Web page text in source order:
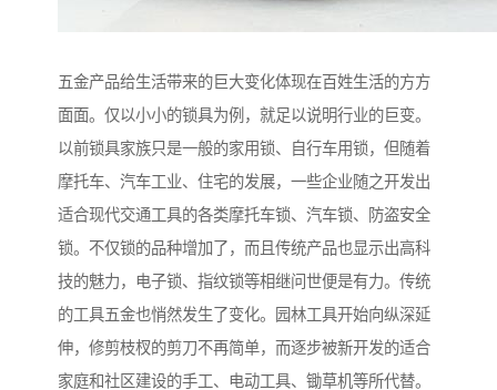
五金产品给生活带来的巨大变化体现在百姓生活的方方
面面。仅以小小的锁具为例，就足以说明行业的巨变。
以前锁具家族只是一般的家用锁、自行车用锁，但随着
摩托车、汽车工业、住宅的发展，一些企业随之开发出
适合现代交通工具的各类摩托车锁、汽车锁、防盗安全
锁。不仅锁的品种增加了，而且传统产品也显示出高科
技的魅力，电子锁、指纹锁等相继问世便是有力。传统
的工具五金也悄然发生了变化。园林工具开始向纵深延
伸，修剪枝杈的剪刀不再简单，而逐步被新开发的适合
家庭和社区建设的手工、电动工具、锄草机等所代替。